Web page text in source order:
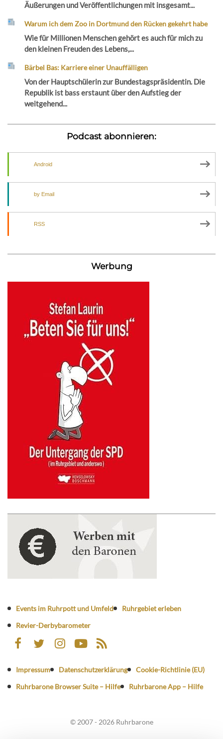
Äußerungen und Veröffentlichungen mit insgesamt...
Warum ich dem Zoo in Dortmund den Rücken gekehrt habe
Wie für Millionen Menschen gehört es auch für mich zu
den kleinen Freuden des Lebens,...
Bärbel Bas: Karriere einer Unauffälligen
Von der Hauptschülerin zur Bundestagspräsidentin. Die
Republik ist bass erstaunt über den Aufstieg der
weitgehend...
Podcast abonnieren:
Android
by Email
RSS
Werbung
Events im Ruhrpott und Umfeld
Ruhrgebiet erleben
Revier-Derbybarometer
Impressum Datenschutzerklärung
Cookie-Richtlinie (EU)
Ruhrbarone Browser Suite – Hilfe
Ruhrbarone App – Hilfe
© 2007 - 2026 Ruhrbarone